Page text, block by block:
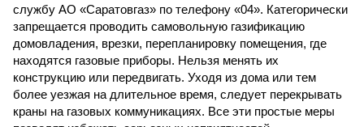
службу АО «Саратовгаз» по телефону «04». Категорически
запрещается проводить самовольную газификацию
домовладения, врезки, перепланировку помещения, где
находятся газовые приборы. Нельзя менять их
конструкцию или передвигать. Уходя из дома или тем
более уезжая на длительное время, следует перекрывать
краны на газовых коммуникациях. Все эти простые меры